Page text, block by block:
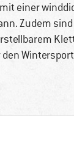
einer
Zudem